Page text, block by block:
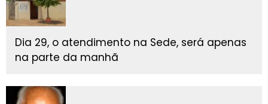
Dia 29, o atendimento na Sede, será apenas
na parte da manhã